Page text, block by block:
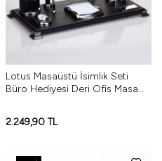
Lotus Masaüstü İsimlik Seti
Büro Hediyesi Deri Ofis Masa
2.249,90 TL